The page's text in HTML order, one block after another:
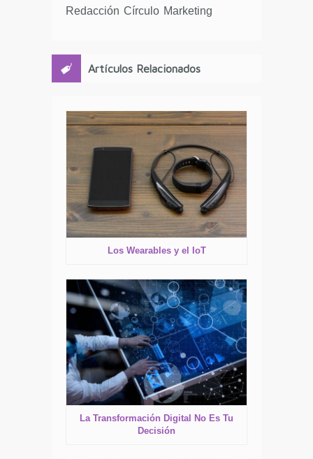
Redacción Círculo Marketing
Artículos Relacionados
Los Wearables y el IoT
La Transformación Digital No Es Tu
Decisión